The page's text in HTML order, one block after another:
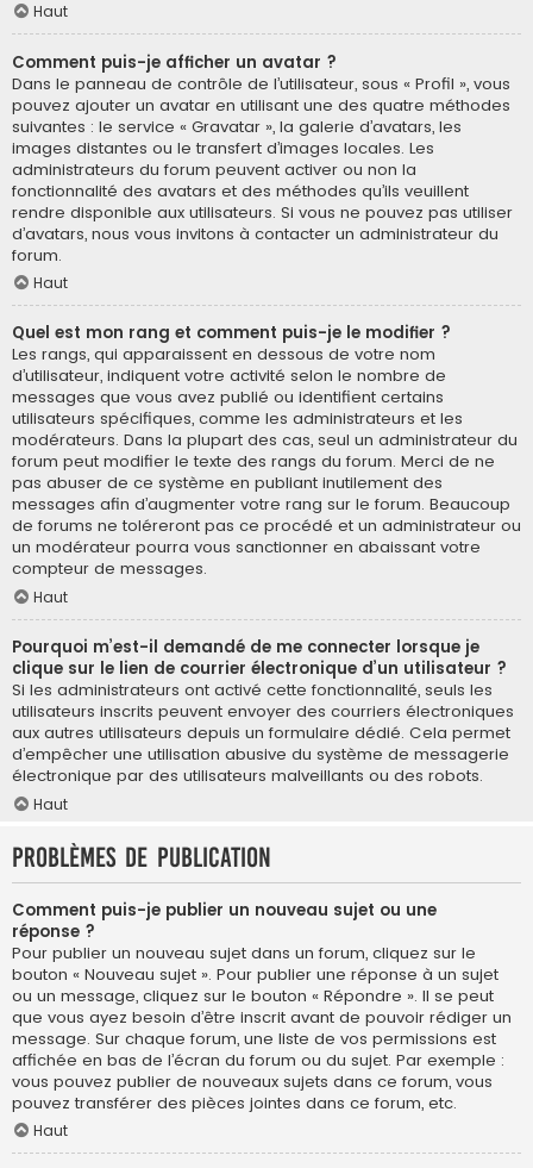
Haut
Comment puis-je afficher un avatar ?
Dans le panneau de contrôle de l’utilisateur, sous « Profil », vous
pouvez ajouter un avatar en utilisant une des quatre méthodes
suivantes : le service « Gravatar », la galerie d’avatars, les
images distantes ou le transfert d’images locales. Les
administrateurs du forum peuvent activer ou non la
fonctionnalité des avatars et des méthodes qu’ils veuillent
rendre disponible aux utilisateurs. Si vous ne pouvez pas utiliser
d’avatars, nous vous invitons à contacter un administrateur du
forum.
Haut
Quel est mon rang et comment puis-je le modifier ?
Les rangs, qui apparaissent en dessous de votre nom
d’utilisateur, indiquent votre activité selon le nombre de
messages que vous avez publié ou identifient certains
utilisateurs spécifiques, comme les administrateurs et les
modérateurs. Dans la plupart des cas, seul un administrateur du
forum peut modifier le texte des rangs du forum. Merci de ne
pas abuser de ce système en publiant inutilement des
messages afin d’augmenter votre rang sur le forum. Beaucoup
de forums ne toléreront pas ce procédé et un administrateur ou
un modérateur pourra vous sanctionner en abaissant votre
compteur de messages.
Haut
Pourquoi m’est-il demandé de me connecter lorsque je
clique sur le lien de courrier électronique d’un utilisateur ?
Si les administrateurs ont activé cette fonctionnalité, seuls les
utilisateurs inscrits peuvent envoyer des courriers électroniques
aux autres utilisateurs depuis un formulaire dédié. Cela permet
d’empêcher une utilisation abusive du système de messagerie
électronique par des utilisateurs malveillants ou des robots.
Haut
Problèmes de publication
Comment puis-je publier un nouveau sujet ou une
réponse ?
Pour publier un nouveau sujet dans un forum, cliquez sur le
bouton « Nouveau sujet ». Pour publier une réponse à un sujet
ou un message, cliquez sur le bouton « Répondre ». Il se peut
que vous ayez besoin d’être inscrit avant de pouvoir rédiger un
message. Sur chaque forum, une liste de vos permissions est
affichée en bas de l’écran du forum ou du sujet. Par exemple :
vous pouvez publier de nouveaux sujets dans ce forum, vous
pouvez transférer des pièces jointes dans ce forum, etc.
Haut